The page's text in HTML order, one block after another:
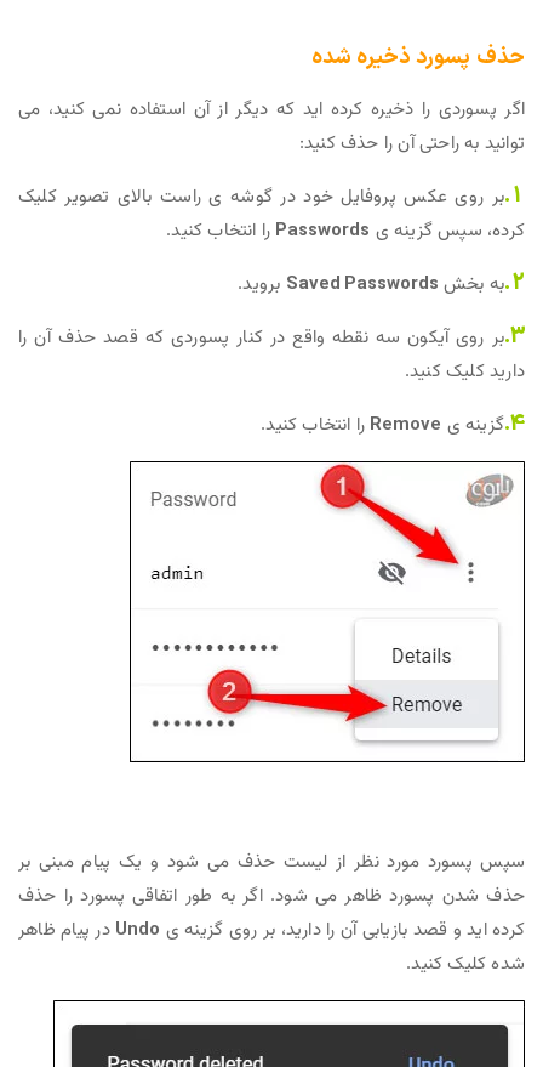
حذف پسورد ذخیره شده
اگر پسوردی را ذخیره کرده اید که دیگر از آن استفاده نمی کنید، می
توانید به راحتی آن را حذف کنید:
1. بر روی عکس پروفایل خود در گوشه ی راست بالای تصویر کلیک
کرده، سپس گزینه ی Passwords را انتخاب کنید.
2. به بخش Saved Passwords بروید.
3. بر روی آیکون سه نقطه واقع در کنار پسوردی که قصد حذف آن را
دارید کلیک کنید.
4. گزینه ی Remove را انتخاب کنید.
سپس پسورد مورد نظر از لیست حذف می شود و یک پیام مبنی بر
حذف شدن پسورد ظاهر می شود. اگر به طور اتفاقی پسورد را حذف
کرده اید و قصد بازیابی آن را دارید، بر روی گزینه ی Undo در پیام ظاهر
شده کلیک کنید.